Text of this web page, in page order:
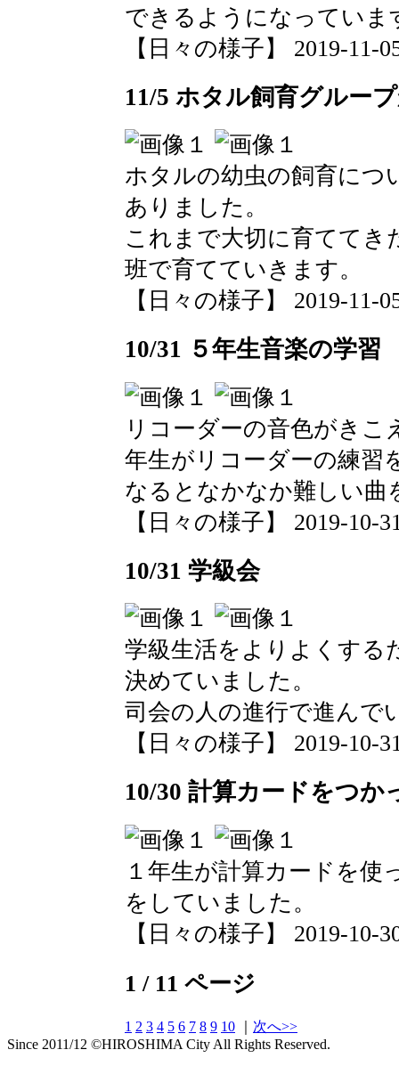
できるようになっていま
【日々の様子】 2019-11-
11/5 ホタル飼育グルー
ホタルの幼虫の飼育につ
ありました。
これまで大切に育ててき
班で育てていきます。
【日々の様子】 2019-11-
10/31 ５年生音楽の学習
リコーダーの音色がき
年生がリコーダーの練習
なるとなかなか難しい曲
【日々の様子】 2019-10-
10/31 学級会
学級生活をよりよくする
決めていました。
司会の人の進行で進んで
【日々の様子】 2019-10-
10/30 計算カードをつか
１年生が計算カードを使
をしていました。
【日々の様子】 2019-10-
1 / 11 ページ
1 2 3 4 5 6 7 8 9 10
次へ>>
Since 2011/12 ©HIROSHIMA City All Rights Reserved.